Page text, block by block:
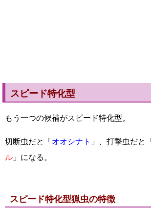
スピード特化型
もう一つの候補がスピード特化型。
切断虫だと「 オオシナト 」、打撃虫だと「
ル 」になる。
スピード特化型猟虫の特徴